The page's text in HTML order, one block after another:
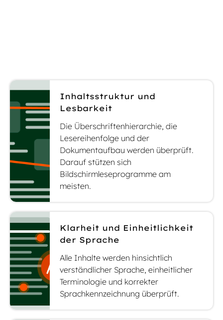
Inhaltsstruktur und
Lesbarkeit
Die Überschriftenhierarchie, die
Lesereihenfolge und der
Dokumentaufbau werden überprüft.
Darauf stützen sich
Bildschirmleseprogramme am
meisten.
Klarheit und Einheitlichkeit
der Sprache
Alle Inhalte werden hinsichtlich
verständlicher Sprache, einheitlicher
Terminologie und korrekter
Sprachkennzeichnung überprüft.